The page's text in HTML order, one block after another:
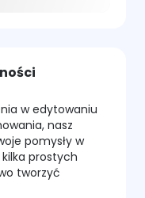
w edytowaniu
nasz
pomysły w
prostych
tworzyć